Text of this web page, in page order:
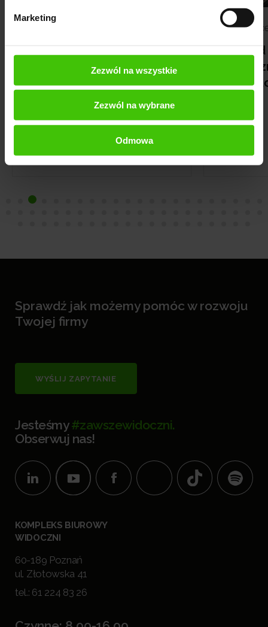
Marketing
Zezwól na wszystkie
Zezwól na wybrane
Odmowa
mieszkania o 458%!
Sprawdź jak możemy pomóc w rozwoju
Twojej firmy
WYŚLIJ ZAPYTANIE
Jesteśmy#zawszewidoczni.
Obserwuj nas!
KOMPLEKS BIUROWY
WIDOCZNI
60-189 Poznań
ul. Złotowska 41
tel.: 61 224 83 26